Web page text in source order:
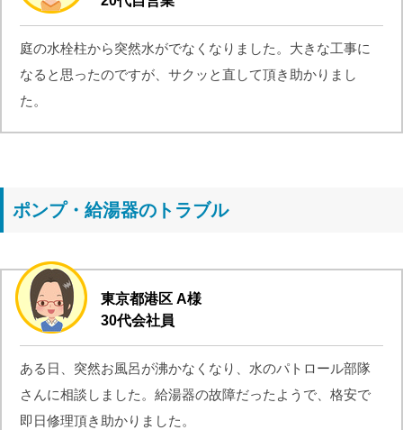
庭の水栓柱から突然水がでなくなりました。大きな工事に
なると思ったのですが、サクッと直して頂き助かりまし
た。
ポンプ・給湯器のトラブル
東京都港区 A様
30代会社員
ある日、突然お風呂が沸かなくなり、水のパトロール部隊
さんに相談しました。給湯器の故障だったようで、格安で
即日修理頂き助かりました。